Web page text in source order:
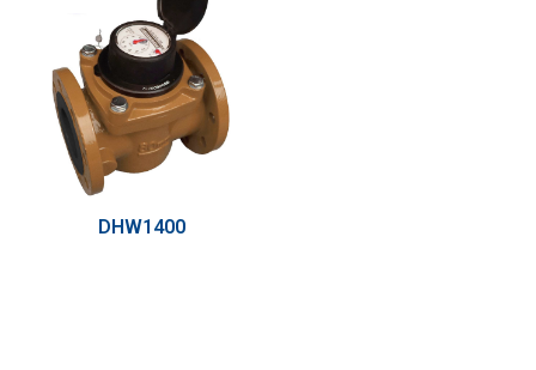
DHW1400